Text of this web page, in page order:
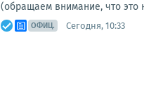
(обращаем внимание, что это
ОФИЦ. Сегодня, 10:33